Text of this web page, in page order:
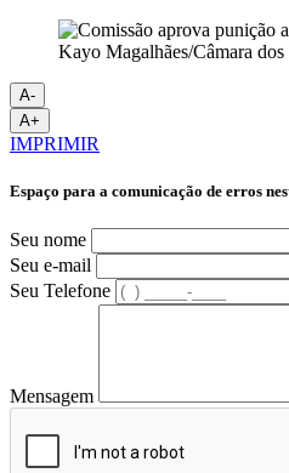
Kayo Magalhães/Câmara
A-
A+
IMPRIMIR
Espaço para a comunicação de erros
Seu nome
Seu e-mail
Seu Telefone
Mensagem